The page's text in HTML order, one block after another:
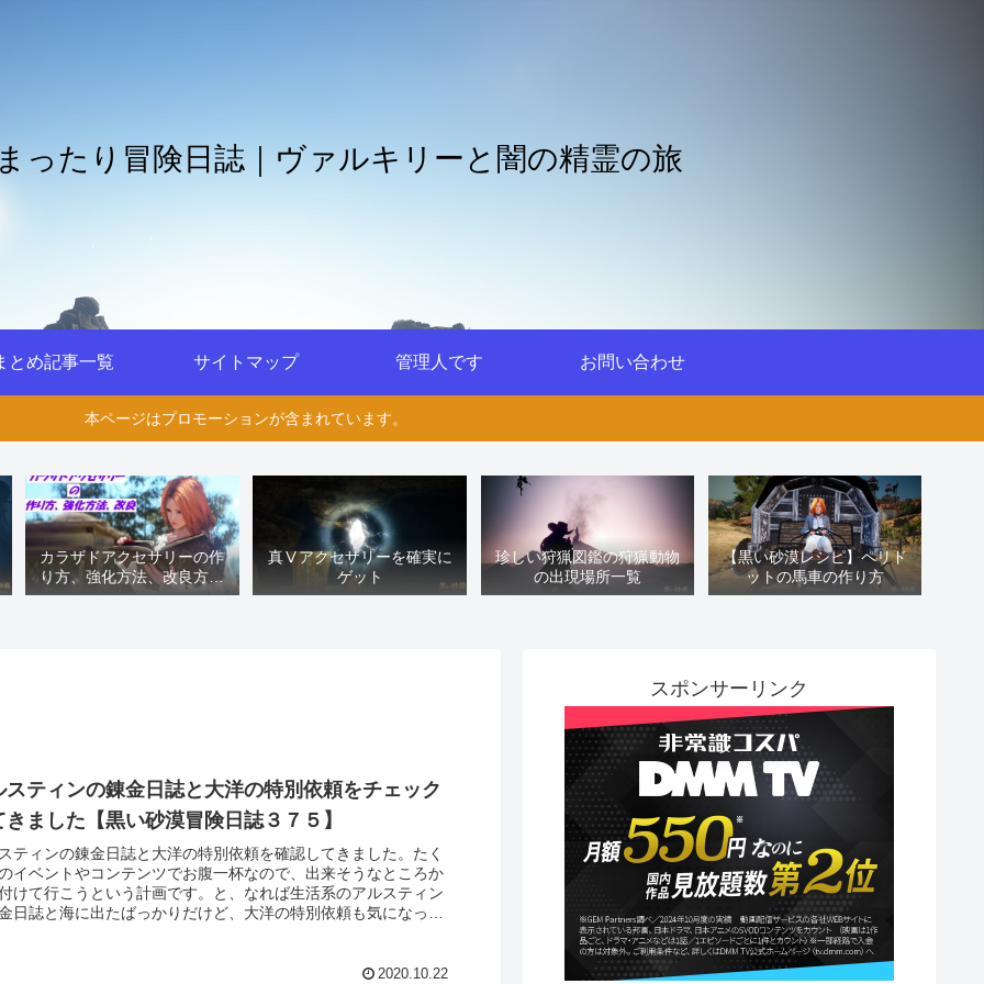
ったり冒険日誌｜ヴァルキリーと闇の精霊の旅
とめ記事一覧 サイトマップ 管理人です お問い合わせ
本ページはプロモーションが含まれています。
カラザドアクセサリーの作
り方、強化方法、改良方法
などまとめ【黒い砂漠冒険
真Ⅴアクセサリーを確実に
ゲット
珍しい狩猟図鑑の狩猟動物
の出現場所一覧
【黒い砂漠レシピ】ペリド
ットの馬車の作り方
スティンの錬金日誌と大洋の特別依頼をチェック
きました【黒い砂漠冒険日誌３７５】
ティンの錬金日誌と大洋の特別依頼を確認してきました。たく
イベントやコンテンツでお腹一杯なので、出来そうなところか
けて行こうという計画です。と、なれば生活系のアルスティン
日誌と海に出たばっかりだけど、大洋の特別依頼も気になった
2020.10.22
スポンサーリンク